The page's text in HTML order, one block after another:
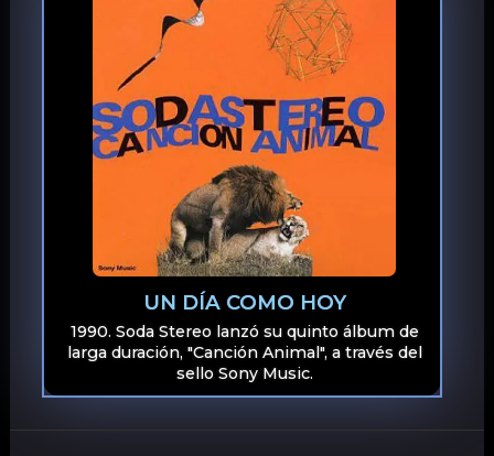
UN DÍA COMO HOY
1990. Soda Stereo lanzó su quinto álbum de
larga duración, "Canción Animal", a través del
sello Sony Music.